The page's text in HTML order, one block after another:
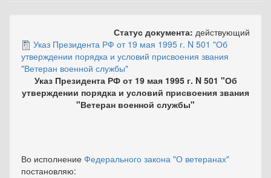
Статус документа: действующий
Указ Президента РФ от 19 мая 1995 г. N 501 "Об
утверждении порядка и условий присвоения звания
"Ветеран военной службы"
Указ Президента РФ от 19 мая 1995 г. N 501 "Об
утверждении порядка и условий присвоения звания
"Ветеран военной службы"
Во исполнение Федерального закона "О ветеранах"
постановляю: